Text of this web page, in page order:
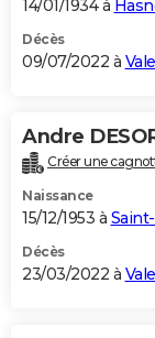
14/01/1934 à
Décès
09/07/2022 à
Andre
Créer une
Naissance
15/12/1953 à
Décès
23/03/2022 à